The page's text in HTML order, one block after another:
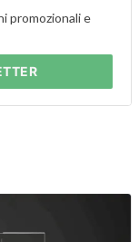
promozionali e